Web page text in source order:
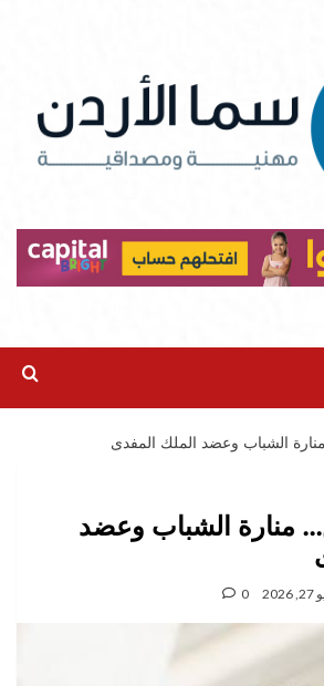
الشباب وعضد الملك المفدى
منارة الشباب وعضد
0